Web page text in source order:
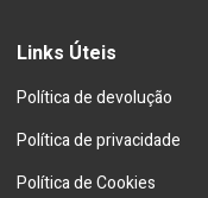
Links Úteis
Política de devolução
Política de privacidade
Política de Cookies